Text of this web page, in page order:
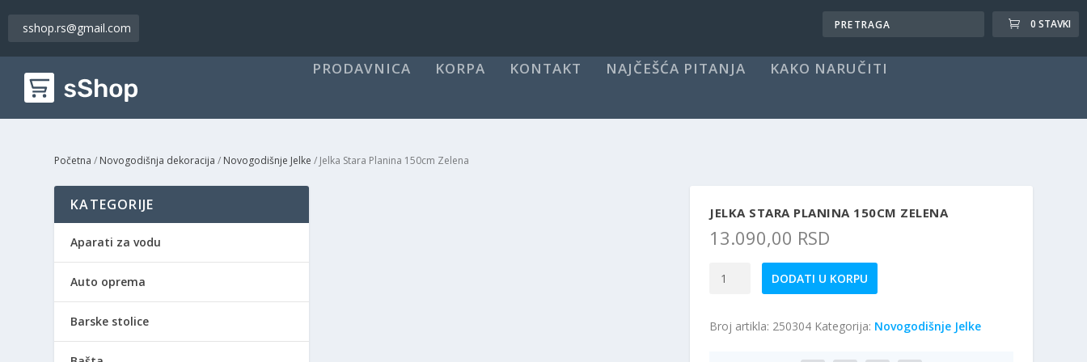
sshop.rs@gmail.com 0 STAVKI
PRODAVNICA KORPA KONTAKT NAJČEŠĆA PITANJA KAKO NARUČITI
Početna / Novogodišnja dekoracija / Novogodišnje Jelke / Jelka Stara Planina 150cm Zelena
JELKA STARA PLANINA 150CM ZELENA
13.090,00 RSD
150cm
DODATI U KORPU
Broj artikla: 250304 Kategorija: Novogodišnje Jelke
KATEGORIJE
Aparati za vodu
Auto oprema
Barske stolice